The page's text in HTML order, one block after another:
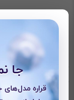
نکات مهم
در هنگام خرید مانتو
داشته باشید:
سایز:44_36
جا
قراره